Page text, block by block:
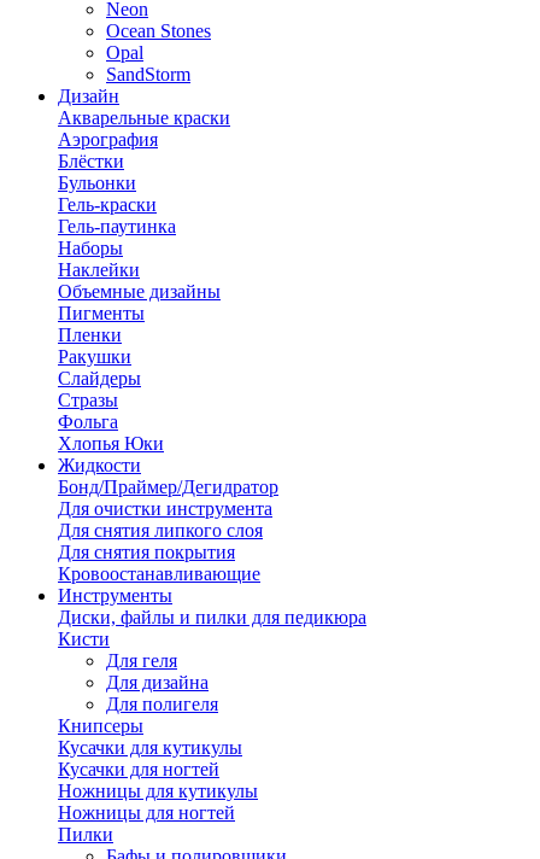
Neon
Ocean Stones
Opal
SandStorm
Дизайн
Акварельные краски
Аэрография
Блёстки
Бульонки
Гель-краски
Гель-паутинка
Наборы
Наклейки
Объемные дизайны
Пигменты
Пленки
Ракушки
Слайдеры
Стразы
Фольга
Хлопья Юки
Жидкости
Бонд/Праймер/Дегидратор
Для очистки инструмента
Для снятия липкого слоя
Для снятия покрытия
Кровоостанавливающие
Инструменты
Диски, файлы и пилки для педикюра
Кисти
Для геля
Для дизайна
Для полигеля
Книпсеры
Кусачки для кутикулы
Кусачки для ногтей
Ножницы для кутикулы
Ножницы для ногтей
Пилки